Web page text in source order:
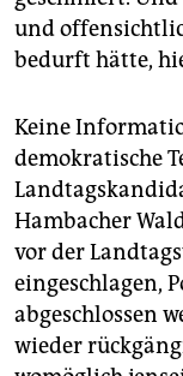
und
bedurft hätte,
Keine
demokratische
Hambacher
vor der
eingeschlagen,
abgeschlossen
wieder